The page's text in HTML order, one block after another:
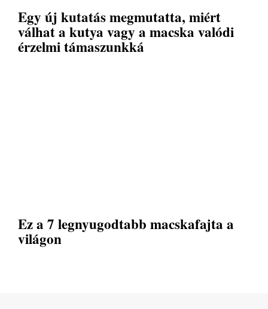
Egy új kutatás megmutatta, miért
válhat a kutya vagy a macska valódi
érzelmi támaszunkká
Ez a 7 legnyugodtabb macskafajta a
világon